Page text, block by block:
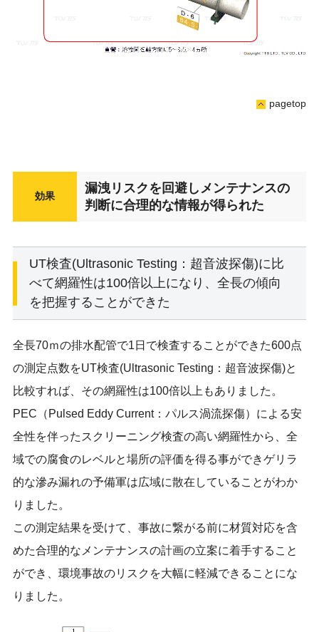
pagetop
効果
漏洩リスクを回避しメンテナンスの
判断に合理的な情報が得られた
UT検査(Ultrasonic Testing：超音波探傷)に比
べて網羅性は100倍以上になり、全長の傾向
を把握することができた
全長70ｍの排水配管で1日で検査することができた600点
の測定点数をUT検査(Ultrasonic Testing：超音波探傷)と
比較すれば、その網羅性は100倍以上もありました。
PEC（Pulsed Eddy Current：パルス渦流探傷）による安
全性を伴ったスクリーニング検査の高い網羅性から、全
域での腐食のレベルと場所の評価を得る事ができゲリラ
的な滲み漏れの予備軍は広域に散在していることがわか
りました。
この測定結果を受けて、事故に繋がる前に材質対応を含
めた合理的なメンテナンスの計画の立案に着手すること
ができ、環境事故のリスクを大幅に軽減できることにな
りました。